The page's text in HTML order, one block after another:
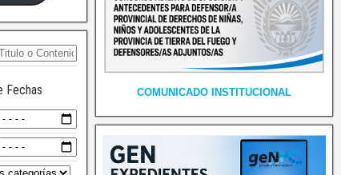
Fechas COMUNICADO INSTITUCIONAL